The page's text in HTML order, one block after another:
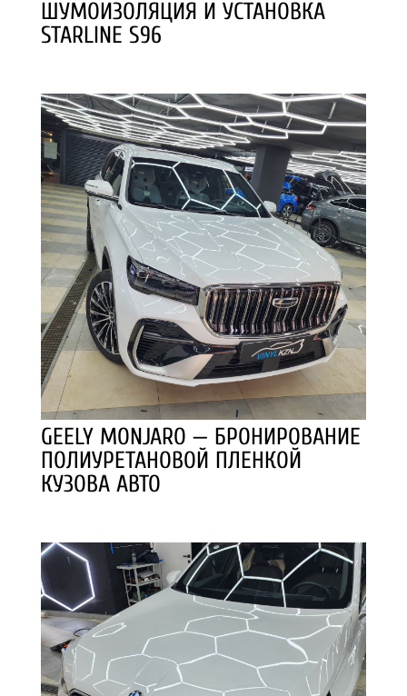
ШУМОИЗОЛЯЦИЯ И УСТАНОВКА
STARLINE S96
GEELY MONJARO — БРОНИРОВАНИЕ
ПОЛИУРЕТАНОВОЙ ПЛЕНКОЙ
КУЗОВА АВТО